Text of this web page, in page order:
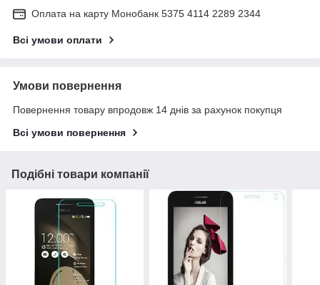
Оплата на карту Монобанк 5375 4114 2289 2344
Всі умови оплати
Умови повернення
Повернення товару впродовж 14 днів за рахунок покупця
Всі умови повернення
Подібні товари компанії